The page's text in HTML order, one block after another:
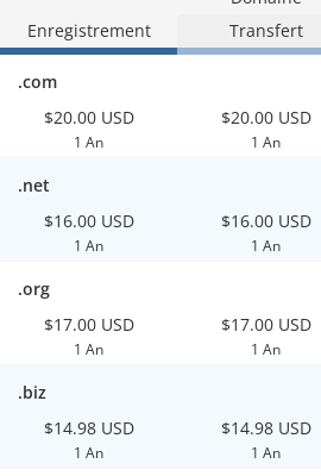
Enregistrement
Transfert
.com
$20.00 USD
1 An
$20.00 USD
1 An
.net
$16.00 USD
1 An
$16.00 USD
1 An
.org
$17.00 USD
1 An
$17.00 USD
1 An
.biz
$14.98 USD
1 An
$14.98 USD
1 An